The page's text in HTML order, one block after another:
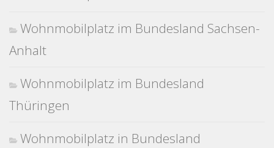
Wohnmobilplatz im Bundesland Sachsen-
Anhalt
Wohnmobilplatz im Bundesland
Thüringen
Wohnmobilplatz in Bundesland